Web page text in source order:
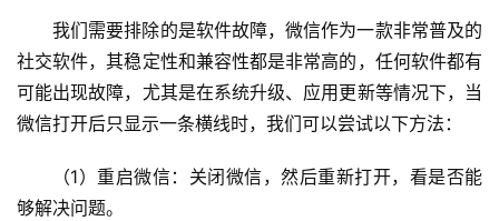
我们需要排除的是软件故障，微信作为一款非常普及的
社交软件，其稳定性和兼容性都是非常高的，任何软件都有
可能出现故障，尤其是在系统升级、应用更新等情况下，当
微信打开后只显示一条横线时，我们可以尝试以下方法：
（1）重启微信：关闭微信，然后重新打开，看是否能
够解决问题。